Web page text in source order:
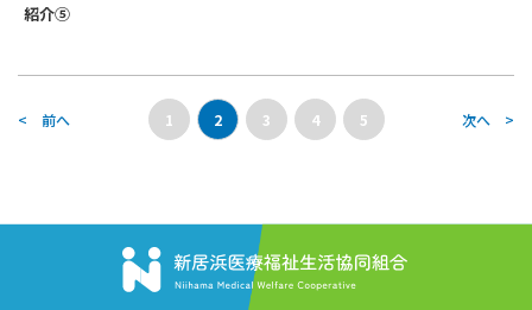
紹介⑤
< 前へ 1 2 3 4 5 次へ >